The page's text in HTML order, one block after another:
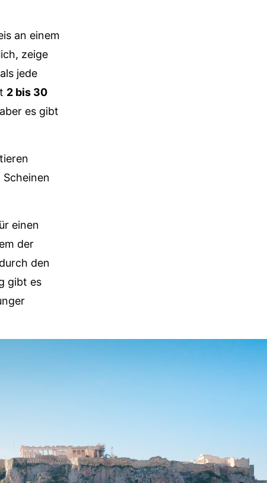
an einem
zeige
jede
2 bis 30
es gibt
einen
der
den
gibt es